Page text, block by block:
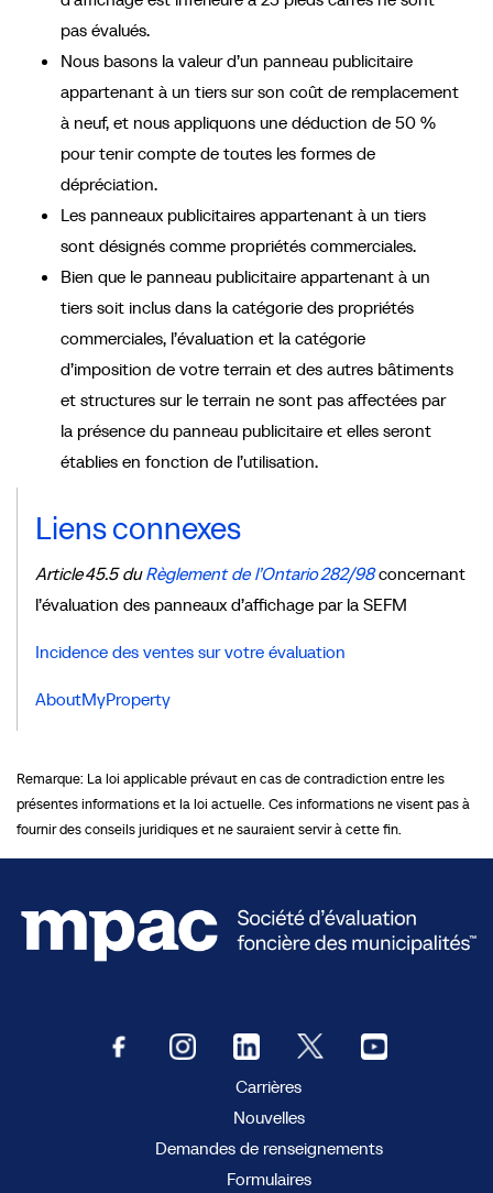
pas évalués.
Nous basons la valeur d’un panneau publicitaire
appartenant à un tiers sur son coût de remplacement
à neuf, et nous appliquons une déduction de 50 %
pour tenir compte de toutes les formes de
dépréciation.
Les panneaux publicitaires appartenant à un tiers
sont désignés comme propriétés commerciales.
Bien que le panneau publicitaire appartenant à un
tiers soit inclus dans la catégorie des propriétés
commerciales, l’évaluation et la catégorie
d’imposition de votre terrain et des autres bâtiments
et structures sur le terrain ne sont pas affectées par
la présence du panneau publicitaire et elles seront
établies en fonction de l’utilisation.
Liens connexes
Article 45.5 duRèglement de l’Ontario 282/98concernant
l’évaluation des panneaux d’affichage par la SEFM
Incidence des ventes sur votre évaluation
AboutMyProperty
Remarque: La loi applicable prévaut en cas de contradiction entre les
présentes informations et la loi actuelle. Ces informations ne visent pas à
fournir des conseils juridiques et ne sauraient servir à cette fin.
Carrières
Nouvelles
Demandes de renseignements
Formulaires